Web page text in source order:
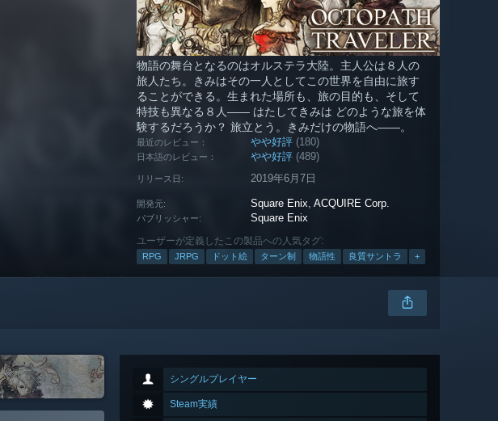
物語の舞台となるのはオルステラ大陸。主人公は８人の
旅人たち。きみはその一人としてこの世界を自由に旅す
ることができる。生まれた場所も、旅の目的も、そして
特技も異なる８人―― はたしてきみは どのような旅を体
験するだろうか？ 旅立とう。きみだけの物語へ――。
最近のレビュー： やや好評 (180)
日本語のレビュー： やや好評 (489)
リリース日: 2019年6月7日
開発元: Square Enix ,ACQUIRE Corp.
パブリッシャー: Square Enix
ユーザーが定義したこの製品への人気タグ:
RPG JRPG ドット絵 ターン制 物語性 良質サントラ +
シングルプレイヤー
Steam実績